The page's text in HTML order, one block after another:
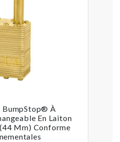
BumpStop® À
En Laiton
Mm) Conforme